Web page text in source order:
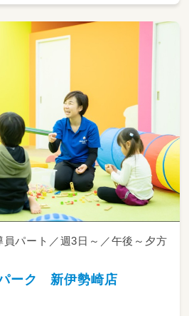
員パート／週3日～／午後～夕方
ーク 新伊勢崎店